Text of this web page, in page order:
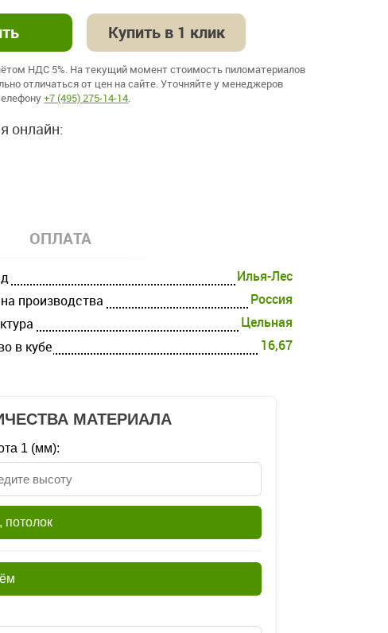
Купить в 1 клик
НДС 5%. На текущий момент стоимость пиломатериалов
отличаться от цен на сайте. Уточняйте у менеджеров
+7 (495) 275-14-14.
онлайн:
ОПЛАТА
Илья-Лес
производства
Россия
Цельная
в кубе
16,67
МАТЕРИАЛА
1 (мм):
потолок